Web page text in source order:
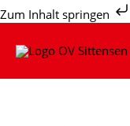
Zum Inhalt springen
Zum
Inhalt